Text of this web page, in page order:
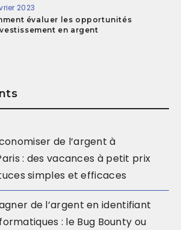
2023
évaluer les opportunités
en argent
de l’argent à
: des vacances à petit prix
simples et efficaces
de l’argent en identifiant
: le Bug Bounty ou